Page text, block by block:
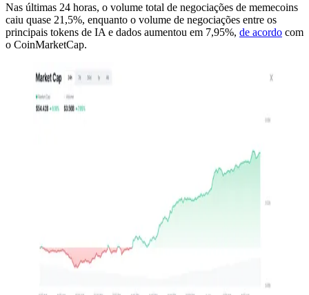
Nas últimas 24 horas, o volume total de negociações de memecoins
caiu quase 21,5%, enquanto o volume de negociações entre os
principais tokens de IA e dados aumentou em 7,95%, de acordo com
o CoinMarketCap.